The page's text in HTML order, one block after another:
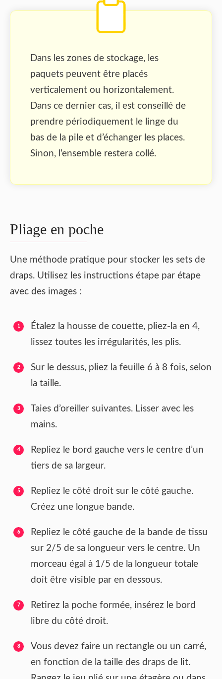
Dans les zones de stockage, les
paquets peuvent être placés
verticalement ou horizontalement.
Dans ce dernier cas, il est conseillé de
prendre périodiquement le linge du
bas de la pile et d’échanger les places.
Sinon, l’ensemble restera collé.
Pliage en poche
Une méthode pratique pour stocker les sets de
draps. Utilisez les instructions étape par étape
avec des images :
Étalez la housse de couette, pliez-la en 4,
lissez toutes les irrégularités, les plis.
Sur le dessus, pliez la feuille 6 à 8 fois, selon
la taille.
Taies d’oreiller suivantes. Lisser avec les
mains.
Repliez le bord gauche vers le centre d’un
tiers de sa largeur.
Repliez le côté droit sur le côté gauche.
Créez une longue bande.
Repliez le côté gauche de la bande de tissu
sur 2/5 de sa longueur vers le centre. Un
morceau égal à 1/5 de la longueur totale
doit être visible par en dessous.
Retirez la poche formée, insérez le bord
libre du côté droit.
Vous devez faire un rectangle ou un carré,
en fonction de la taille des draps de lit.